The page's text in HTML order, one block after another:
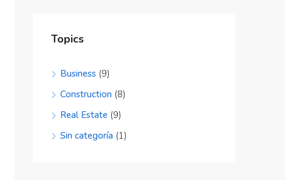
Topics
Business (9)
Construction (8)
Real Estate (9)
Sin categoría (1)